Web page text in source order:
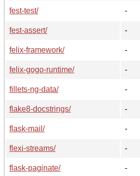
fest-test/
-
fest-assert/
-
felix-framework/
-
felix-gogo-runtime/
-
fillets-ng-data/
-
flake8-docstrings/
-
flask-mail/
-
flexi-streams/
-
flask-paginate/
-